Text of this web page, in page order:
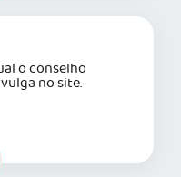
o conselho
no site.
para mais informações